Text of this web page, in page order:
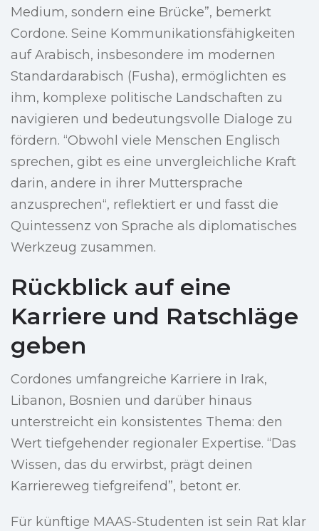
Medium, sondern eine Brücke”, bemerkt
Cordone. Seine Kommunikationsfähigkeiten
auf Arabisch, insbesondere im modernen
Standardarabisch (Fusha), ermöglichten es
ihm, komplexe politische Landschaften zu
navigieren und bedeutungsvolle Dialoge zu
fördern. “Obwohl viele Menschen Englisch
sprechen, gibt es eine unvergleichliche Kraft
darin, andere in ihrer Muttersprache
anzusprechen“, reflektiert er und fasst die
Quintessenz von Sprache als diplomatisches
Werkzeug zusammen.
Rückblick auf eine
Karriere und Ratschläge
geben
Cordones umfangreiche Karriere in Irak,
Libanon, Bosnien und darüber hinaus
unterstreicht ein konsistentes Thema: den
Wert tiefgehender regionaler Expertise. “Das
Wissen, das du erwirbst, prägt deinen
Karriereweg tiefgreifend”, betont er.
Für künftige MAAS-Studenten ist sein Rat klar